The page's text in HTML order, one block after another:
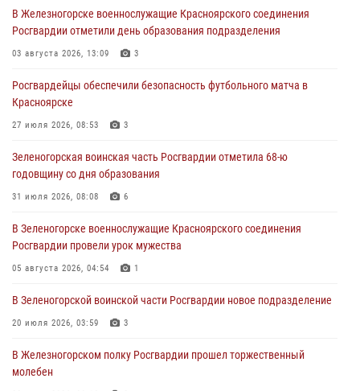
В Красноярске сотрудники вневедомственной охраны Росгвардии
задержали подозреваемого в серии краж из гипермаркета
04 августа 2026, 09:57
Сотрудники Росгвардии обеспечили общественный порядок во
время проведения экстремального заплыва в Дудинке
04 августа 2026, 08:36
В Красноярске сотрудники Росгвардии задержали подозреваемого
в серии краж из супермаркета
04 августа 2026, 06:50
Военнослужащие Красноярского соединения Росгвардии
познакомили отдыхающих детей с тонкостями РХБ защиты
03 августа 2026, 13:12 2
В Железногорске военнослужащие Красноярского соединения
Росгвардии отметили день образования подразделения
03 августа 2026, 13:09 3
Росгвардейцы обеспечили безопасность футбольного матча в
Красноярске
27 июля 2026, 08:53 3
Зеленогорская воинская часть Росгвардии отметила 68-ю
годовщину со дня образования
31 июля 2026, 08:08 6
В Зеленогорске военнослужащие Красноярского соединения
Росгвардии провели урок мужества
05 августа 2026, 04:54 1
В Зеленогорской воинской части Росгвардии новое подразделение
20 июля 2026, 03:59 3
В Железногорском полку Росгвардии прошел торжественный
молебен